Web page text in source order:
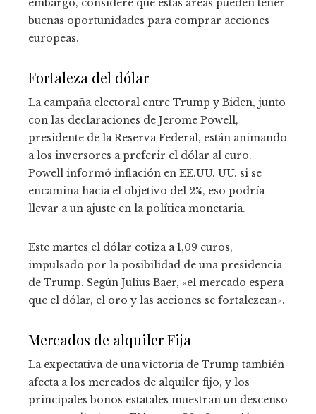
embargo, considere que estas áreas pueden tener
buenas oportunidades para comprar acciones
europeas.
Fortaleza del dólar
La campaña electoral entre Trump y Biden, junto
con las declaraciones de Jerome Powell,
presidente de la Reserva Federal, están animando
a los inversores a preferir el dólar al euro.
Powell informó inflación en EE.UU. UU. si se
encamina hacia el objetivo del 2%, eso podría
llevar a un ajuste en la política monetaria.
Este martes el dólar cotiza a 1,09 euros,
impulsado por la posibilidad de una presidencia
de Trump. Según Julius Baer, ​​«el mercado espera
que el dólar, el oro y las acciones se fortalezcan».
Mercados de alquiler Fija
La expectativa de una victoria de Trump también
afecta a los mercados de alquiler fijo, y los
principales bonos estatales muestran un descenso